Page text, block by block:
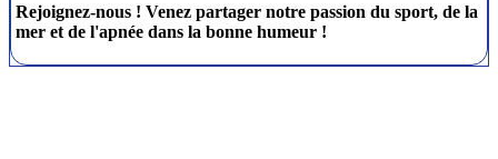
Rejoignez-nous ! Venez partager notre passion du sport, de la
mer et de l'apnée dans la bonne humeur !